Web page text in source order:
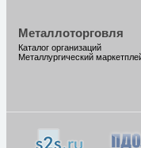
Металлоторговля
Каталог организаций
Металлургический